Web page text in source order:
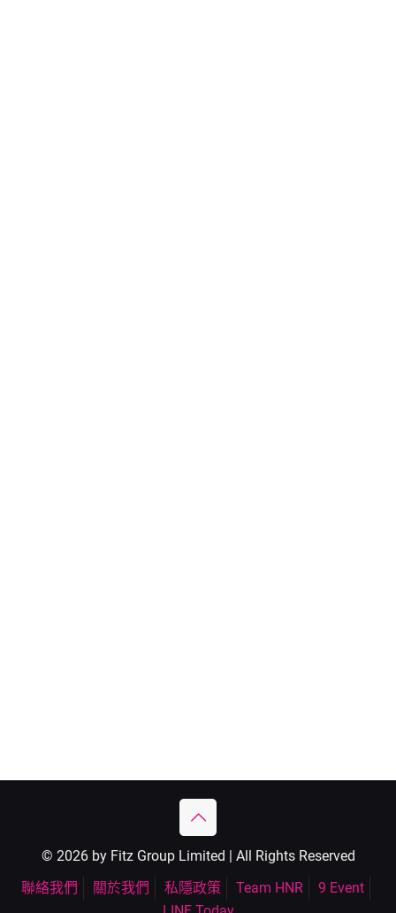
© 2026 by Fitz Group Limited | All Rights Reserved
聯絡我們
關於我們 私隱政策 Team HNR
9 Event